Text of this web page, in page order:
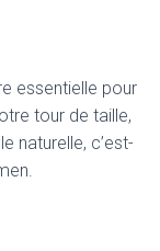
essentielle pour
tour de taille,
naturelle, c’est-